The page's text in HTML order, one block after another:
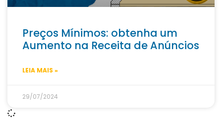
Preços Mínimos: obtenha um
Aumento na Receita de Anúncios
LEIA MAIS »
29/07/2024